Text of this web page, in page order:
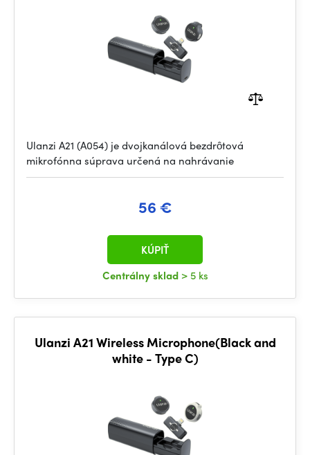
Ulanzi A21 (A054) je dvojkanálová bezdrôtová
mikrofónna súprava určená na nahrávanie
56 €
Centrálny sklad > 5 ks
KÚPIŤ
Ulanzi A21 Wireless Microphone(Black and
white - Type C)